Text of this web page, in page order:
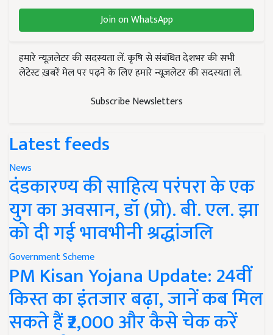
Join on WhatsApp
हमारे न्यूज़लेटर की सदस्यता लें. कृषि से संबंधित देशभर की सभी
लेटेस्ट ख़बरें मेल पर पढ़ने के लिए हमारे न्यूज़लेटर की सदस्यता लें.
Subscribe Newsletters
Latest feeds
News
दंडकारण्य की साहित्य परंपरा के एक
युग का अवसान, डॉ (प्रो). बी. एल. झा
को दी गई भावभीनी श्रद्धांजलि
Government Scheme
PM Kisan Yojana Update: 24वीं
किस्त का इंतजार बढ़ा, जानें कब मिल
सकते हैं ₹2,000 और कैसे चेक करें